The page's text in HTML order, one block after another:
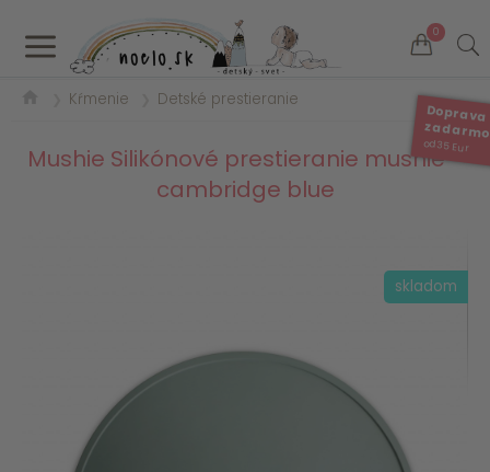
a 0
Doprava
od 35 Eur
Kŕmenie Detské prestieranie
Mushie Silikónové prestieranie mushie -
cambridge blue
skladom